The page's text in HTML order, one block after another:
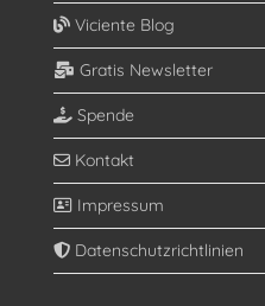
Viciente Blog
Gratis Newsletter
Spende
Kontakt
Impressum
Datenschutzrichtlinien